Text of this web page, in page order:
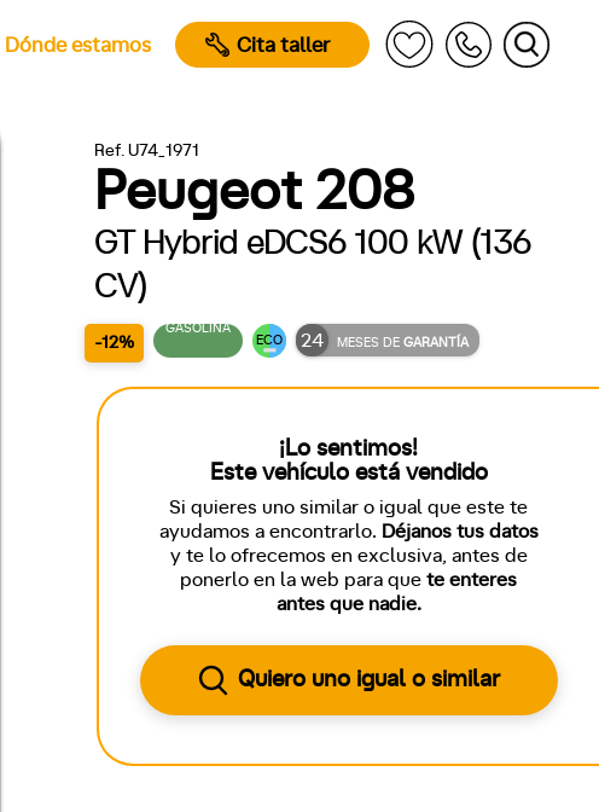
Dónde estamos Cita taller
Ref. U74_1971
Peugeot 208
GT Hybrid eDCS6 100 kW (136
CV)
-12%
GASOLINA
ECO 24 MESES DEGARANTÍA
¡Lo sentimos!
Este vehículo está vendido
Si quieres uno similar o igual que este te
ayudamos a encontrarlo. Déjanos tus datos
y te lo ofrecemos en exclusiva, antes de
ponerlo en la web para quete enteres
antes que nadie.
Quiero uno igual o similar